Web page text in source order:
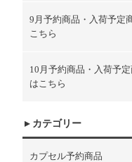
9月予約商品・入荷予定
こちら
10月予約商品・入荷予
はこちら
カテゴリー
カプセル予約商品